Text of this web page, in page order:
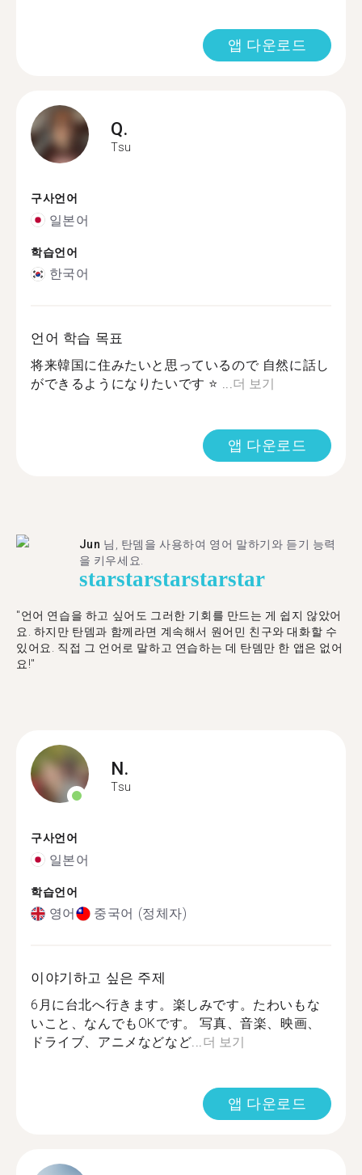
앱 다운로드
Q.
Tsu
구사언어
일본어
학습언어
한국어
언어 학습 목표
将来韓国に住みたいと思っているので 自然に話し
ができるようになりたいです ⭐️ ...더 보기
앱 다운로드
Jun 님, 탄뎀을 사용하여 영어 말하기와 듣기 능력
을 키우세요.
starstarstarstarstar
"언어 연습을 하고 싶어도 그러한 기회를 만드는 게 쉽지 않았어
요. 하지만 탄뎀과 함께라면 계속해서 원어민 친구와 대화할 수
있어요. 직접 그 언어로 말하고 연습하는 데 탄뎀만 한 앱은 없어
요!"
N.
Tsu
구사언어
일본어
학습언어
영어 중국어 (정체자)
이야기하고 싶은 주제
6月に台北へ行きます。楽しみです。たわいもな
いこと、なんでもOKです。 写真、音楽、映画、
ドライブ、アニメなどなど...더 보기
앱 다운로드